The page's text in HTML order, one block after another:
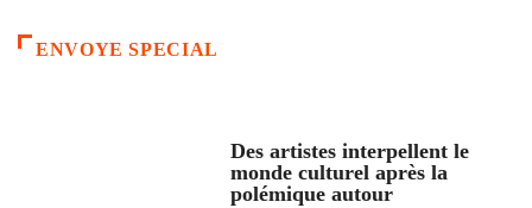
ENVOYE SPECIAL
Des artistes interpellent le
monde culturel après la
polémique autour